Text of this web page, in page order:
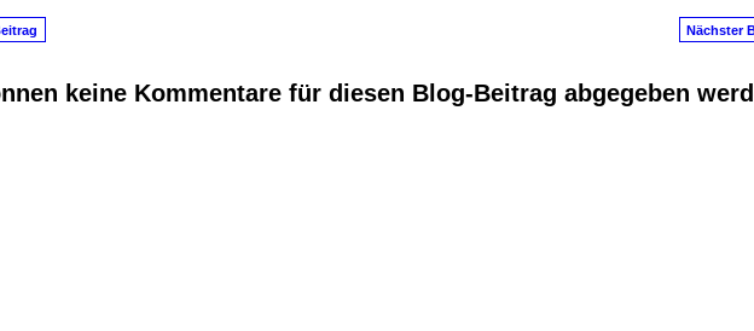
Nächster
keine Kommentare für diesen Blog-Beitrag abgegeben